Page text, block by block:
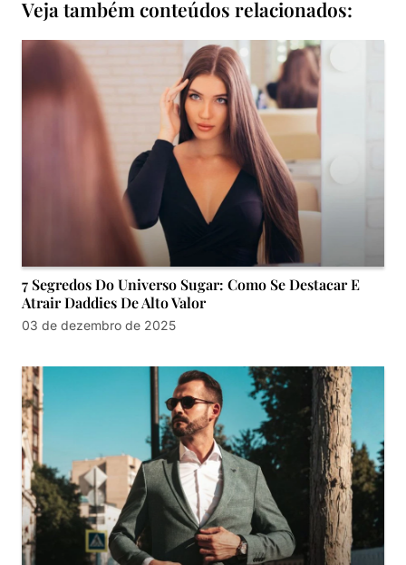
Veja também conteúdos relacionados:
7 Segredos Do Universo Sugar: Como Se Destacar E
Atrair Daddies De Alto Valor
03 de dezembro de 2025